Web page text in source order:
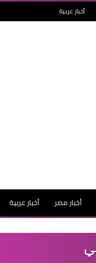
أخبار عربية
أخبار مصر أخبار عربية